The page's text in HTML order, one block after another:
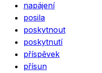
napájení
posila
poskytnout
poskytnutí
příspěvek
přísun